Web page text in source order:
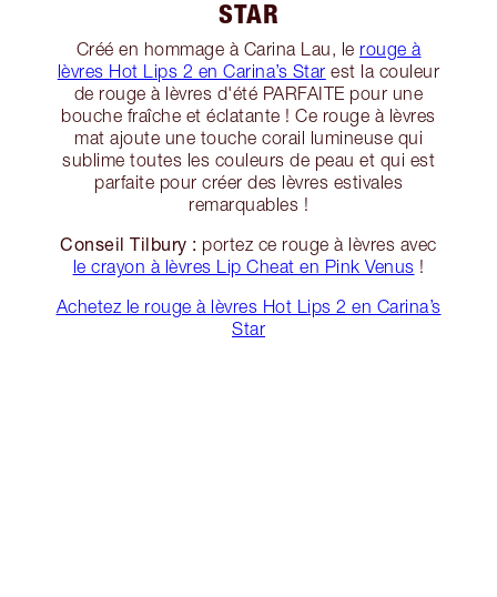
STAR
Créé en hommage à Carina Lau, le rouge à
lèvres Hot Lips 2 en Carina’s Star est la couleur
de rouge à lèvres d'été PARFAITE pour une
bouche fraîche et éclatante ! Ce rouge à lèvres
mat ajoute une touche corail lumineuse qui
sublime toutes les couleurs de peau et qui est
parfaite pour créer des lèvres estivales
remarquables !
Conseil Tilbury : portez ce rouge à lèvres avec
le crayon à lèvres Lip Cheat en Pink Venus !
Achetez le rouge à lèvres Hot Lips 2 en Carina’s
Star